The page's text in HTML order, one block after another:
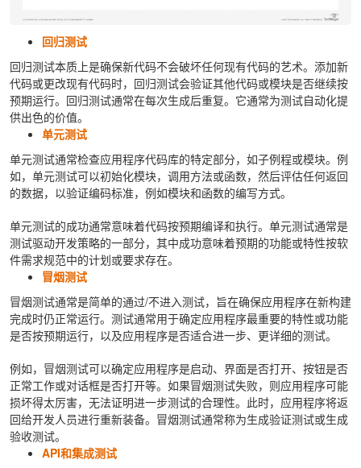
回归测试
回归测试本质上是确保新代码不会破坏任何现有代码的艺术。添加新
代码或更改现有代码时，回归测试会验证其他代码或模块是否继续按
预期运行。回归测试通常在每次生成后重复。它通常为测试自动化提
供出色的价值。
单元测试
单元测试通常检查应用程序代码库的特定部分，如子例程或模块。例
如，单元测试可以初始化模块，调用方法或函数，然后评估任何返回
的数据，以验证编码标准，例如模块和函数的编写方式。
单元测试的成功通常意味着代码按预期编译和执行。单元测试通常是
测试驱动开发策略的一部分，其中成功意味着预期的功能或特性按软
件需求规范中的计划或要求存在。
冒烟测试
冒烟测试通常是简单的通过/不进入测试，旨在确保应用程序在新构建
完成时仍正常运行。测试通常用于确定应用程序最重要的特性或功能
是否按预期运行，以及应用程序是否适合进一步、更详细的测试。
例如，冒烟测试可以确定应用程序是启动、界面是否打开、按钮是否
正常工作或对话框是否打开等。如果冒烟测试失败，则应用程序可能
损坏得太厉害，无法证明进一步测试的合理性。此时，应用程序将返
回给开发人员进行重新装备。冒烟测试通常称为生成验证测试或生成
验收测试。
API和集成测试